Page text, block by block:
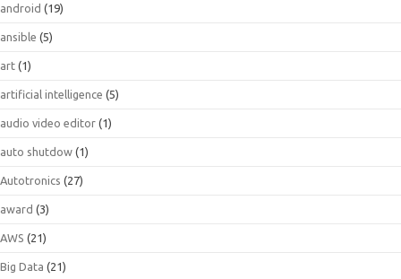
android (19)
ansible (5)
art (1)
artificial intelligence (5)
audio video editor (1)
auto shutdow (1)
Autotronics (27)
award (3)
AWS (21)
Big Data (21)